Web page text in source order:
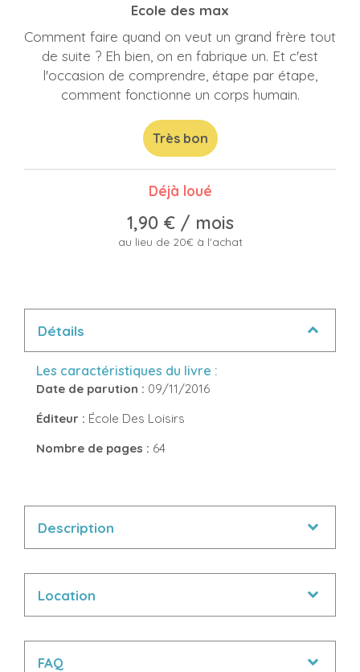
Ecole des max
Comment faire quand on veut un grand frère tout
de suite ? Eh bien, on en fabrique un. Et c'est
l'occasion de comprendre, étape par étape,
comment fonctionne un corps humain.
Très bon
Déjà loué
1,90 €/ mois
au lieu de 20€ à l'achat
Détails
Les caractéristiques du livre :
Date de parution : 09/11/2016
Éditeur : École Des Loisirs
Nombre de pages : 64
Description
Location
FAQ